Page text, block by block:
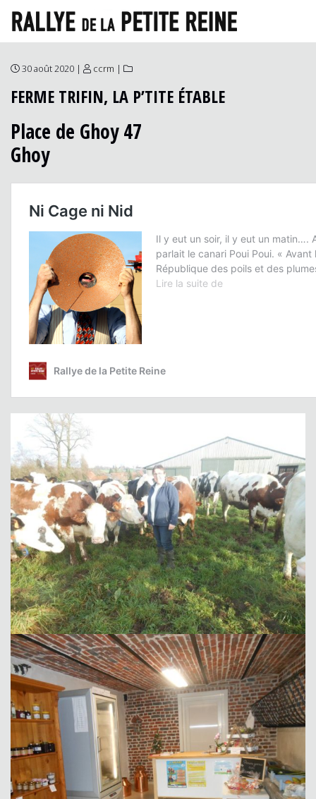
30 août 2020 | ccrm |
FERME TRIFIN, LA P’TITE ÉTABLE
Place de Ghoy 47
Ghoy